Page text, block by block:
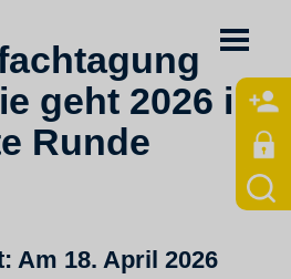
geht 2026 in
Runde
Am 18. April 2026